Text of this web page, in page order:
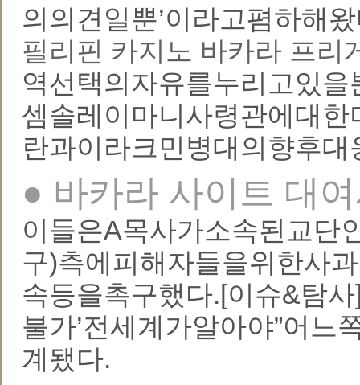
의의견일뿐’이라고폄하해
필리핀 카지노 바카라 프리
역선택의자유를누리고있
셈솔레이마니사령관에대
란과이라크민병대의향후
● 바카라 사이트 대
이들은A목사가소속된교단
구)측에피해자들을위한사
속등을촉구했다.[이슈&탐
불가’전세계가알아야”어느
계됐다.